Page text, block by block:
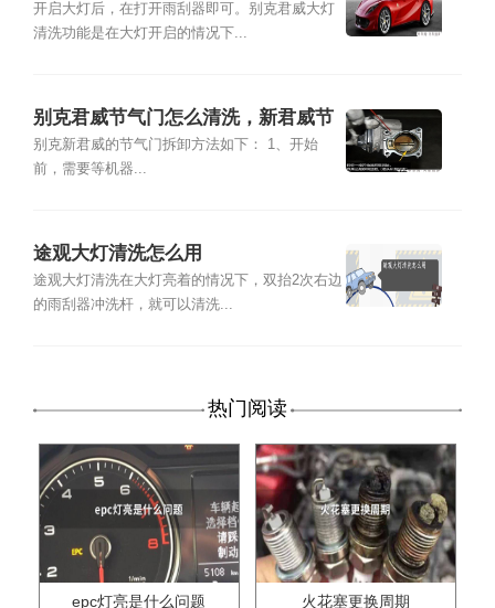
开启大灯后，在打开雨刮器即可。别克君威大灯
清洗功能是在大灯开启的情况下...
别克君威节气门怎么清洗，新君威节
气门清洗方法
别克新君威的节气门拆卸方法如下： 1、开始
前，需要等机器...
途观大灯清洗怎么用
途观大灯清洗在大灯亮着的情况下，双抬2次右边
的雨刮器冲洗杆，就可以清洗...
热门阅读
epc灯亮是什么问题 火花塞更换周期